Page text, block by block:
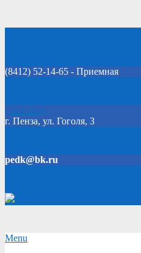
(8412) 52-14-65 - Приемная
Click Here
г. Пенза, ул. Гоголя, 3
pedk@bk.ru
Secondary
Menu